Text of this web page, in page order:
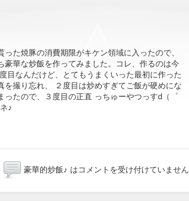
った焼豚の消費期限がキケン領域に入ったので、
豪華な炒飯を作ってみました。コレ、作るのは今
目なんだけど、とてもうまくいった最初に作った
を撮り忘れ、 ２度目は炒めすぎてご飯が硬めにな
ったので、３度目の正直 っちゅーやつっすd（゜
♪
豪華的炒飯♪ は コメントを受け付けていません